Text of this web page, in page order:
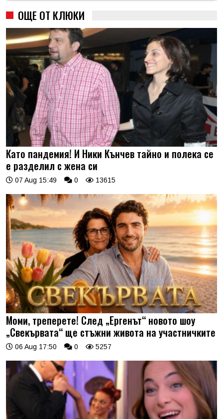
ОЩЕ ОТ КЛЮКИ
Като пандемия! И Ники Кънчев тайно и полека се
е разделил с жена си
07 Aug 15:49 0 13615
Моми, треперете! След „Ергенът“ новото шоу
„Свекървата“ ще стъжни живота на участничките
06 Aug 17:50 0 5257